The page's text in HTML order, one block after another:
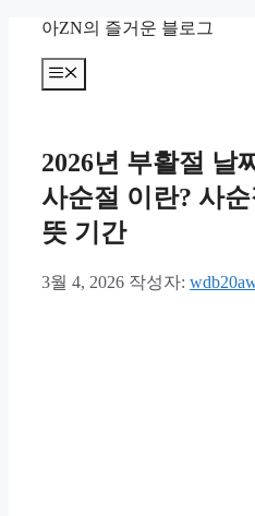
아ZN의 즐거운 블로그
메
뉴
2026년 부활절 날
사순절 이란? 사순
뜻 기간
3월 4, 2026 작성자: